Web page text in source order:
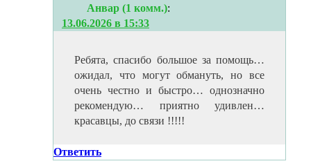
Анвар (1 комм.):
13.06.2026 в 15:33
Ребята, спасибо большое за помощь…
ожидал, что могут обмануть, но все
очень честно и быстро… однозначно
рекомендую… приятно удивлен…
красавцы, до связи !!!!!
Ответить